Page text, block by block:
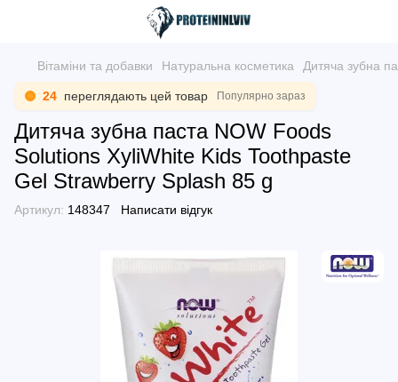
Вітаміни та добавки Натуральна косметика Дитяча зубна
24 переглядають цей товар Популярно зараз
Дитяча зубна паста NOW Foods
Solutions XyliWhite Kids Toothpaste
Gel Strawberry Splash 85 g
Артикул: 148347 Написати відгук